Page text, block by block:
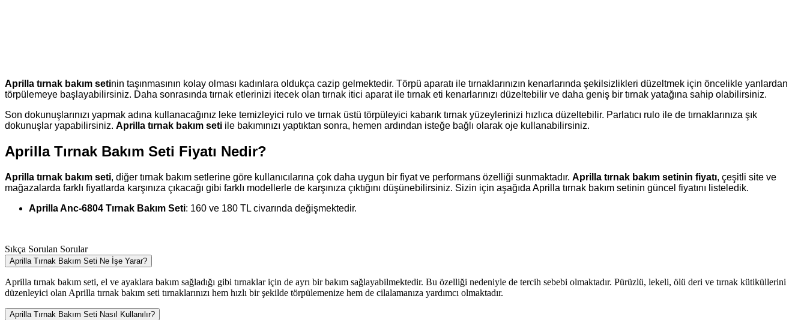
Aprilla tırnak bakım setinin taşınmasının kolay olması kadınlara oldukça cazip gelmektedir. Törpü aparatı ile tırnaklarınızın kenarlarında şekilsizlikleri düzeltmek için öncelikle yanlardan
törpülemeye başlayabilirsiniz. Daha sonrasında tırnak etlerinizi itecek olan tırnak itici aparat ile tırnak eti kenarlarınızı düzeltebilir ve daha geniş bir tırnak yatağına sahip olabilirsiniz.
Son dokunuşlarınızı yapmak adına kullanacağınız leke temizleyici rulo ve tırnak üstü törpüleyici kabarık tırnak yüzeylerinizi hızlıca düzeltebilir. Parlatıcı rulo ile de tırnaklarınıza şık
dokunuşlar yapabilirsiniz. Aprilla tırnak bakım seti ile bakımınızı yaptıktan sonra, hemen ardından isteğe bağlı olarak oje kullanabilirsiniz.
Aprilla Tırnak Bakım Seti Fiyatı Nedir?
Aprilla tırnak bakım seti, diğer tırnak bakım setlerine göre kullanıcılarına çok daha uygun bir fiyat ve performans özelliği sunmaktadır. Aprilla tırnak bakım setinin fiyatı, çeşitli site ve
mağazalarda farklı fiyatlarda karşınıza çıkacağı gibi farklı modellerle de karşınıza çıktığını düşünebilirsiniz. Sizin için aşağıda Aprilla tırnak bakım setinin güncel fiyatını listeledik.
Aprilla Anc-6804 Tırnak Bakım Seti: 160 ve 180 TL civarında değişmektedir.
Sıkça Sorulan Sorular
Aprilla Tırnak Bakım Seti Ne İşe Yarar?
Aprilla tırnak bakım seti, el ve ayaklara bakım sağladığı gibi tırnaklar için de ayrı bir bakım sağlayabilmektedir. Bu özelliği nedeniyle de tercih sebebi olmaktadır. Pürüzlü, lekeli, ölü deri ve tırnak kütiküllerini
düzenleyici olan Aprilla tırnak bakım seti tırnaklarınızı hem hızlı bir şekilde törpülemenize hem de cilalamanıza yardımcı olmaktadır.
Aprilla Tırnak Bakım Seti Nasıl Kullanılır?